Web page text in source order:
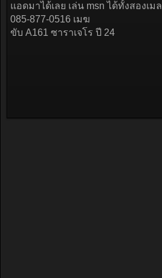
แอดมาได้เลย เล่น msn ได้ทั้งสองเมล
085-877-0516 เมฆ
ขับ A161 ซาราเจโร ปี 24